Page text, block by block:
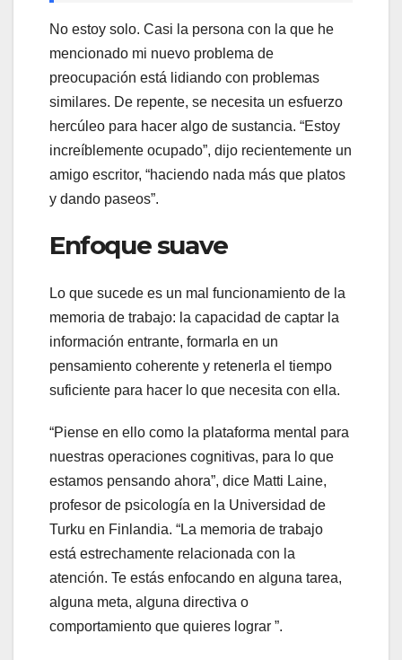
No estoy solo. Casi la persona con la que he
mencionado mi nuevo problema de
preocupación está lidiando con problemas
similares. De repente, se necesita un esfuerzo
hercúleo para hacer algo de sustancia. “Estoy
increíblemente ocupado”, dijo recientemente un
amigo escritor, “haciendo nada más que platos
y dando paseos”.
Enfoque suave
Lo que sucede es un mal funcionamiento de la
memoria de trabajo: la capacidad de captar la
información entrante, formarla en un
pensamiento coherente y retenerla el tiempo
suficiente para hacer lo que necesita con ella.
“Piense en ello como la plataforma mental para
nuestras operaciones cognitivas, para lo que
estamos pensando ahora”, dice Matti Laine,
profesor de psicología en la Universidad de
Turku en Finlandia. “La memoria de trabajo
está estrechamente relacionada con la
atención. Te estás enfocando en alguna tarea,
alguna meta, alguna directiva o
comportamiento que quieres lograr ”.